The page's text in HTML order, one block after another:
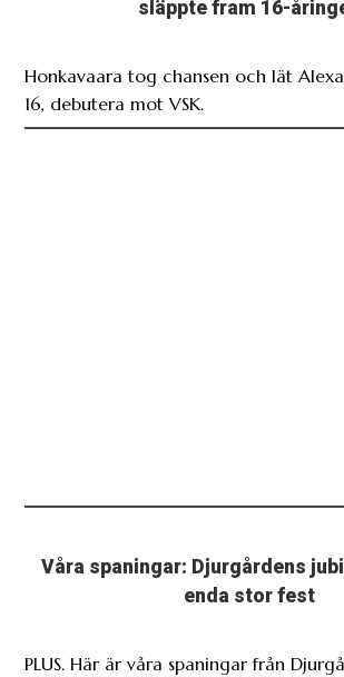
släppte fram 16-
Honkavaara tog chansen och lät
16, debutera mot VSK.
Våra spaningar: Djurgårdens
enda stor fest
PLUS. Här är våra spaningar från